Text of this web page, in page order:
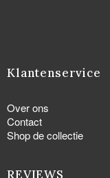
Klantenservice
Over ons
Contact
Shop de collectie
REVIEWS